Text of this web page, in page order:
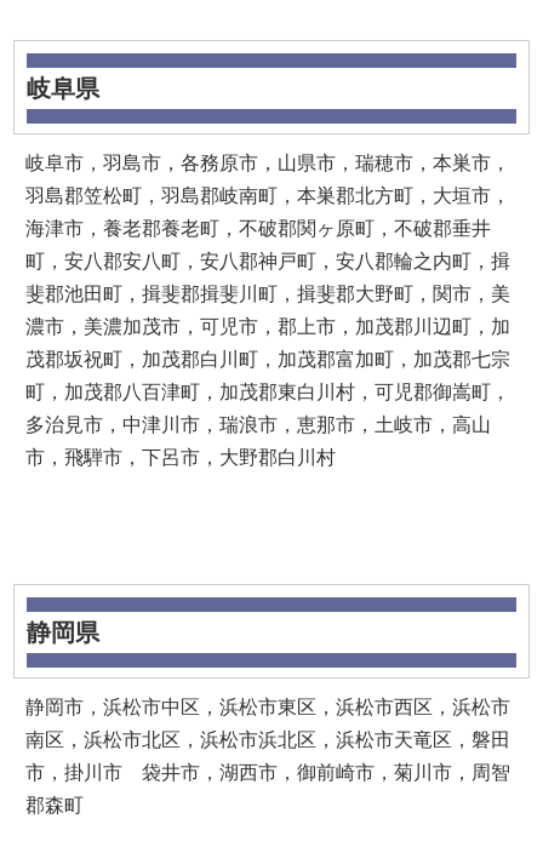
岐阜県
岐阜市，羽島市，各務原市，山県市，瑞穂市，本巣市，
羽島郡笠松町，羽島郡岐南町，本巣郡北方町，大垣市，
海津市，養老郡養老町，不破郡関ヶ原町，不破郡垂井
町，安八郡安八町，安八郡神戸町，安八郡輪之内町，揖
斐郡池田町，揖斐郡揖斐川町，揖斐郡大野町，関市，美
濃市，美濃加茂市，可児市，郡上市，加茂郡川辺町，加
茂郡坂祝町，加茂郡白川町，加茂郡富加町，加茂郡七宗
町，加茂郡八百津町，加茂郡東白川村，可児郡御嵩町，
多治見市，中津川市，瑞浪市，恵那市，土岐市，高山
市，飛騨市，下呂市，大野郡白川村
静岡県
静岡市，浜松市中区，浜松市東区，浜松市西区，浜松市
南区，浜松市北区，浜松市浜北区，浜松市天竜区，磐田
市，掛川市 袋井市，湖西市，御前崎市，菊川市，周智
郡森町